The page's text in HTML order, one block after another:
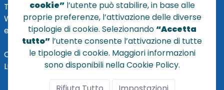
TEL
+39 051 320210
WHATSAPP:+39345 7201724
eMai
vendite@sistersbo.it
Orari Uffici:
Lun - Ven: 08:30 - 18:00
cookie”l’utente può stabilire, in base alle
proprie preferenze, l’attivazione delle diverse
tipologie di cookie. Selezionando “Accetta
tutto” l’utente consente l’attivazione di tutte
le tipologie di cookie. Maggiori informazioni
sono disponibili nella Cookie Policy.